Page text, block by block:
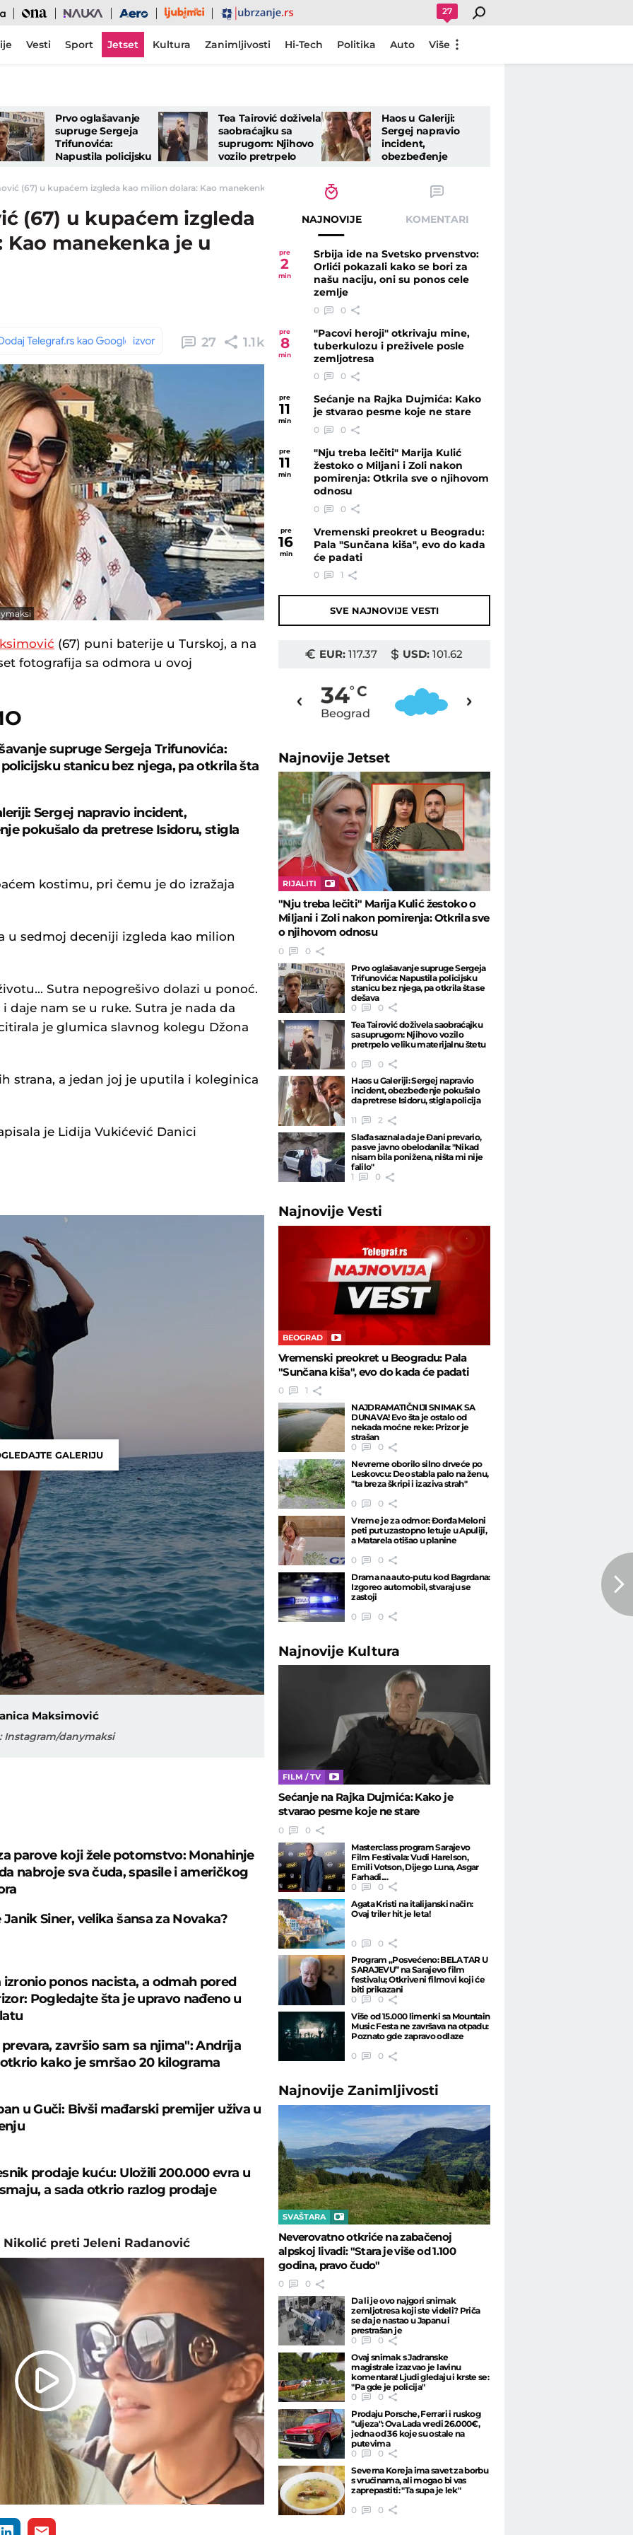
Ona Nauka Aero Ljubimci Ubrzanje 27
Vesti Sport Jetset Kultura Zanimljivosti Hi-Tech Politika Auto Više
Prvo oglašavanje
supruge Sergeja
Trifunovića:
Napustila policijsku
pa otkrila šta se
dešava
Tea Tairović doživela
saobraćajku sa
suprugom: Njihovo
vozilo pretrpelo
Haos u Galeriji:
Sergej napravio
incident,
obezbeđenje
stigla policija
(67) u kupaćem izgleda kao milion dolara: Kao manekenka je u sedmoj deceniji - Telegraf.rs
(67) u kupaćem izgleda
manekenka je u
27 1.1k
(67) puni baterije u Turskoj, a na
fotografija sa odmora u ovoj
supruge Sergeja Trifunovića:
stanicu bez njega, pa otkrila šta
Sergej napravio incident,
pokušalo da pretrese Isidoru, stigla
kostimu, pri čemu je do izražaja
u sedmoj deceniji izgleda kao milion
Sutra nepogrešivo dolazi u ponoć.
daje nam se u ruke. Sutra je nada da
je glumica slavnog kolegu Džona
strana, a jedan joj je uputila i koleginica
je Lidija Vukićević Danici
GALERIJU
Maksimović
Instagram/danymaksi
parove koji žele potomstvo: Monahinje
nabroje sva čuda, spasile i američkog
Janik Siner, velika šansa za Novaka?
izronio ponos nacista, a odmah pored
Pogledajte šta je upravo nađeno u
završio sam sa njima": Andrija
kako je smršao 20 kilograma
u Guči: Bivši mađarski premijer uživa u
prodaje kuću: Uložili 200.000 evra u
a sada otkrio razlog prodaje
Nikolić preti Jeleni Radanović
Play
Video
NAJNOVIJE KOMENTARI
pre
2
min
Srbija ide na Svetsko prvenstvo:
Orlići pokazali kako se bori za
našu naciju, oni su ponos cele
zemlje
0 0
pre
8
min
"Pacovi heroji" otkrivaju mine,
tuberkulozu i preživele posle
zemljotresa
0 0
pre
11
min
Sećanje na Rajka Dujmića: Kako
je stvarao pesme koje ne stare
0 0
pre
11
min
"Nju treba lečiti" Marija Kulić
žestoko o Miljani i Zoli nakon
pomirenja: Otkrila sve o njihovom
odnosu
0 0
pre
16
min
Vremenski preokret u Beogradu:
Pala "Sunčana kiša", evo do kada
će padati
0 1
SVE NAJNOVIJE VESTI
EUR:117.37 USD: 101.62
34o C
Beograd
NajnovijeJetset
RIJALITI
"Nju treba lečiti" Marija Kulić žestoko o
Miljani i Zoli nakon pomirenja: Otkrila sve
o njihovom odnosu
0
0
Prvo oglašavanje supruge Sergeja
Trifunovića: Napustila policijsku
stanicu bez njega, pa otkrila šta se
dešava
0
0
Tea Tairović doživela saobraćajku
sa suprugom: Njihovo vozilo
pretrpelo veliku materijalnu štetu
0
0
Haos u Galeriji: Sergej napravio
incident, obezbeđenje pokušalo
da pretrese Isidoru, stigla policija
11
2
Slađa saznala da je Đani prevario,
pa sve javno obelodanila: "Nikad
nisam bila ponižena, ništa mi nije
falilo"
1
0
NajnovijeVesti
BEOGRAD
Vremenski preokret u Beogradu: Pala
"Sunčana kiša", evo do kada će padati
0
1
NAJDRAMATIČNIJI SNIMAK SA
DUNAVA! Evo šta je ostalo od
nekada moćne reke: Prizor je
strašan
0
0
Nevreme oborilo silno drveće po
Leskovcu: Deo stabla palo na ženu,
"ta breza škripi i izaziva strah"
0
0
Vreme je za odmor: Đorđa Meloni
peti put uzastopno letuje u Apuliji,
a Matarela otišao u planine
0
0
Drama na auto-putu kod Bagrdana:
Izgoreo automobil, stvaraju se
zastoji
0
0
Najnovije Kultura
FILM / TV
Sećanje na Rajka Dujmića: Kako je
stvarao pesme koje ne stare
0
0
Masterclass program Sarajevo
Film Festivala: Vudi Harelson,
Emili Votson, Dijego Luna, Asgar
Farhadi....
0
0
Agata Kristi na italijanski način:
Ovaj triler hit je leta!
0
0
Program „Posvećeno: BELA TAR U
SARAJEVU” na Sarajevo film
festivalu; Otkriveni filmovi koji će
biti prikazani
0
0
Više od 15.000 limenki sa Mountain
Music Festa ne završava na otpadu:
Poznato gde zapravo odlaze
0
0
NajnovijeZanimljivosti
SVAŠTARA
Neverovatno otkriće na zabačenoj
alpskoj livadi: "Stara je više od 1.100
godina, pravo čudo"
0
0
Da li je ovo najgori snimak
zemljotresa koji ste videli? Priča
se da je nastao u Japanu i
prestrašan je
0
0
Ovaj snimak s Jadranske
magistrale izazvao je lavinu
komentara! Ljudi gledaju i krste se:
"Pa gde je policija"
0
0
Prodaju Porsche, Ferrari i ruskog
"uljeza": Ova Lada vredi 26.000€,
jedna od 36 koje su ostale na
putevima
0
0
Severna Koreja ima savet za borbu
s vrućinama, ali mogao bi vas
zaprepastiti: "Ta supa je lek"
0
0